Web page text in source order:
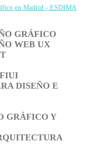
GRÁFICO
WEB UX
DISEÑO E
GRÁFICO Y